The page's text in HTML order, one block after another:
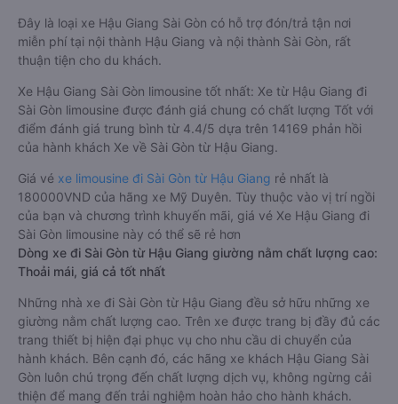
Đây là loại xe Hậu Giang Sài Gòn có hỗ trợ đón/trả tận nơi
miễn phí tại nội thành Hậu Giang và nội thành Sài Gòn, rất
thuận tiện cho du khách.
Xe Hậu Giang Sài Gòn limousine tốt nhất: Xe từ Hậu Giang đi
Sài Gòn limousine được đánh giá chung có chất lượng Tốt với
điểm đánh giá trung bình từ 4.4/5 dựa trên 14169 phản hồi
của hành khách Xe về Sài Gòn từ Hậu Giang.
Giá vé xe limousine đi Sài Gòn từ Hậu Giang rẻ nhất là
180000VND của hãng xe Mỹ Duyên. Tùy thuộc vào vị trí ngồi
của bạn và chương trình khuyến mãi, giá vé Xe Hậu Giang đi
Sài Gòn limousine này có thể sẽ rẻ hơn
Dòng xe đi Sài Gòn từ Hậu Giang giường nằm chất lượng cao:
Thoải mái, giá cả tốt nhất
Những nhà xe đi Sài Gòn từ Hậu Giang đều sở hữu những xe
giường nằm chất lượng cao. Trên xe được trang bị đầy đủ các
trang thiết bị hiện đại phục vụ cho nhu cầu di chuyển của
hành khách. Bên cạnh đó, các hãng xe khách Hậu Giang Sài
Gòn luôn chú trọng đến chất lượng dịch vụ, không ngừng cải
thiện để mang đến trải nghiệm hoàn hảo cho hành khách.